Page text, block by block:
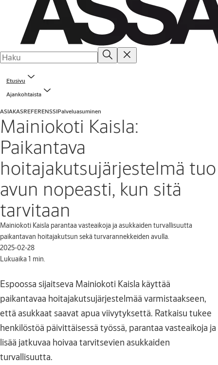
Etusivu
Ajankohtaista
ASIAKASREFERENSSIPalveluasuminen
Mainiokoti Kaisla:
Paikantava
hoitajakutsujärjestelmä tuo
avun nopeasti, kun sitä
tarvitaan
Mainiokoti Kaisla parantaa vasteaikoja ja asukkaiden turvallisuutta
paikantavan hoitajakutsun sekä turvarannekkeiden avulla.
2025-02-28
Lukuaika 1 min.
Espoossa sijaitseva Mainiokoti Kaisla käyttää
paikantavaa hoitajakutsujärjestelmää varmistaakseen,
että asukkaat saavat apua viivytyksettä. Ratkaisu tukee
henkilöstöä päivittäisessä työssä, parantaa vasteaikoja ja
lisää jatkuvaa hoivaa tarvitsevien asukkaiden
turvallisuutta.